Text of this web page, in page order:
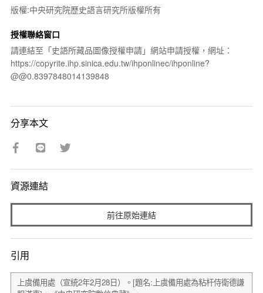
版權:中央研究院歷史語言研究所版權所有
授權聯絡窗口
請連結至「史語所藏品圖像授權申請」網站申請授權，網址：
https://copyrite.ihp.sinica.edu.tw/ihponlinec/ihponline?
@@0.8397848014139848
分享本文
資源連結
前往原始連結
引用